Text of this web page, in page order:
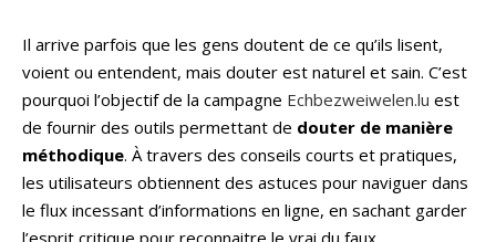
Il arrive parfois que les gens doutent de ce qu’ils lisent,
voient ou entendent, mais douter est naturel et sain. C’est
pourquoi l’objectif de la campagne Echbezweiwelen.lu est
de fournir des outils permettant de douter de manière
méthodique. À travers des conseils courts et pratiques,
les utilisateurs obtiennent des astuces pour naviguer dans
le flux incessant d’informations en ligne, en sachant garder